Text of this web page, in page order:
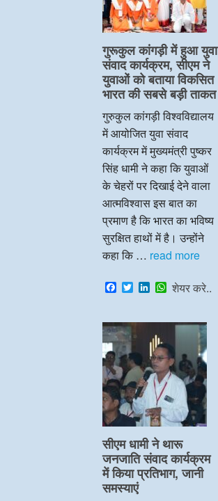
गुरूकुल कांगड़ी में हुआ युवा
संवाद कार्यक्रम, सीएम ने
युवाओं को बताया विकसित
भारत की सबसे बड़ी ताकत
गुरुकुल कांगड़ी विश्वविद्यालय
में आयोजित युवा संवाद
कार्यक्रम में मुख्यमंत्री पुष्कर
सिंह धामी ने कहा कि युवाओं
के चेहरों पर दिखाई देने वाला
आत्मविश्वास इस बात का
प्रमाण है कि भारत का भविष्य
सुरक्षित हाथों में है। उन्होंने
कहा कि … read more
F
a
e
b
o
o
k
T
w
t
e
r
L
i
k
e
d
I
n
W
h
t
A
p
p
शेयर करे..
सीएम धामी ने थारू
जनजाति संवाद कार्यक्रम
में किया प्रतिभाग, जानी
समस्याएं